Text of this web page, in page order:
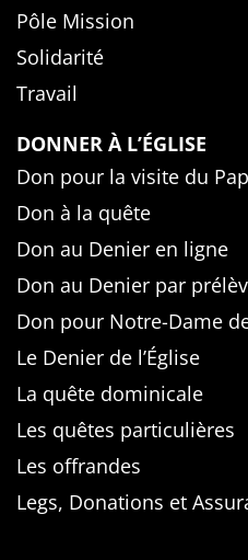
Pôle Mission
Solidarité
Travail
DONNER À L’ÉGLISE
Don pour la visite du
Don à la quête
Don au Denier en ligne
Don au Denier par
Don pour Notre-Dame
Le Denier de l’Église
La quête dominicale
Les quêtes particulières
Les offrandes
Legs, Donations et